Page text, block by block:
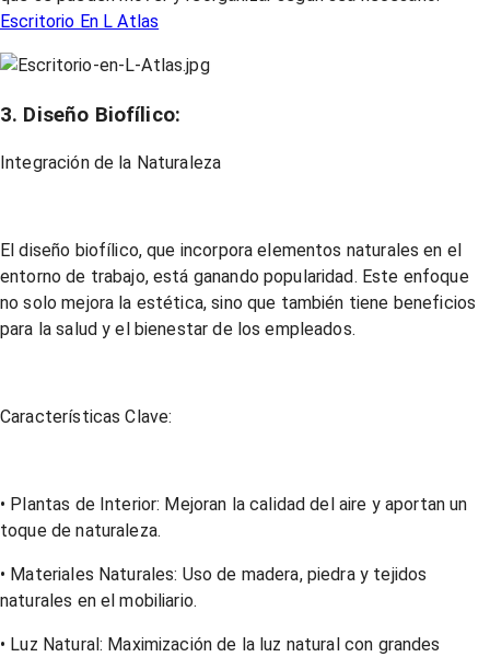
Escritorio En L Atlas
3. Diseño Biofílico:
Integración de la Naturaleza
El diseño biofílico, que incorpora elementos naturales en el
entorno de trabajo, está ganando popularidad. Este enfoque
no solo mejora la estética, sino que también tiene beneficios
para la salud y el bienestar de los empleados.
Características Clave:
• Plantas de Interior: Mejoran la calidad del aire y aportan un
toque de naturaleza.
• Materiales Naturales: Uso de madera, piedra y tejidos
naturales en el mobiliario.
• Luz Natural: Maximización de la luz natural con grandes